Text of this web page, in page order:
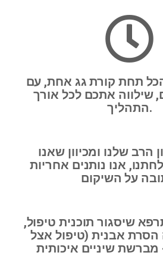
תחת קורת גג אחת, עם
שילווה אתכם לכל אורך
התהליך.
הרב שלנו ומכיוון שאנו
אנו נותנים אחריות
שיסגור תוכנית טיפול,
אבנית (טיפול אצל